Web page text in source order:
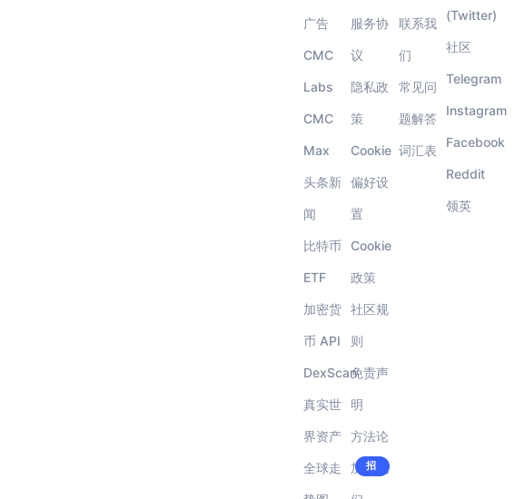
广告
CMC
Labs
CMC
Max
头条新
闻
比特币
ETF
加密货
币 API
DexScan
真实世
界资产
全球走
服务协
议
隐私政
策
Cookie
偏好设
置
Cookie
政策
社区规
则
免责声
明
方法论
加入我
招
联系我
们
常见问
题解答
词汇表
(Twitter)
社区
Telegram
Instagram
Facebook
Reddit
领英